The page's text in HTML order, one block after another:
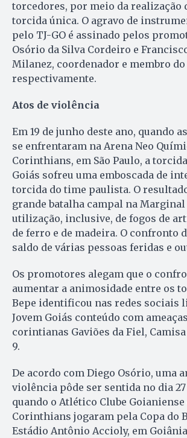
torcedores, por meio da realização
torcida única. O agravo de
pelo TJ-GO é assinado pelos
Osório da Silva Cordeiro e
Milanez, coordenador e membro do
respectivamente.
Atos de violência
Em 19 de junho deste ano, quando
se enfrentaram na Arena Neo
Corinthians, em São Paulo, a
Goiás sofreu uma emboscada de
torcida do time paulista. O
grande batalha campal na Marginal
utilização, inclusive, de fogos de
de ferro e de madeira. O confronto
saldo de várias pessoas feridas e
Os promotores alegam que o
aumentar a animosidade entre os
Bepe identificou nas redes sociais
Jovem Goiás conteúdo com
corintianas Gaviões da Fiel, Camisa
9.
De acordo com Diego Osório, uma
violência pôde ser sentida no dia
quando o Atlético Clube Goianiense
Corinthians jogaram pela Copa do
Estádio Antônio Accioly, em